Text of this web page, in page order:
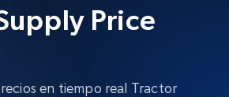
Price
en tiempo real Tractor